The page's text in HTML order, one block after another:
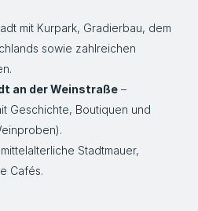
mit Kurpark, Gradierbau, dem
sowie zahlreichen
an der Weinstraße –
Geschichte, Boutiquen und
Stadtmauer,
Cafés.